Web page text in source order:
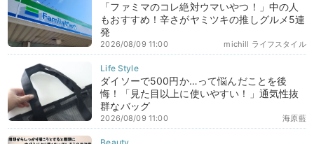
「ファミマのコレ絶対ウマいやつ！」中の人
もおすすめ！辛さがヤミツキの推しグルメ5連
発
michill ライフスタイル
2026/08/09 11:00
ダイソーで500円か…って悩んだことを後
悔！「見た目以上に使いやすい！」通気性抜
群なバッグ
海原藍
2026/08/09 11:00